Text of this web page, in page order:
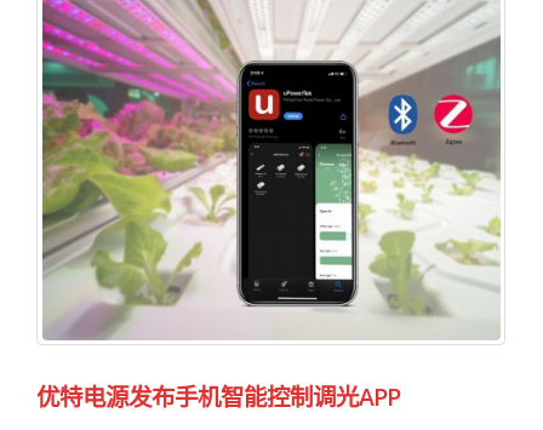
优特电源发布手机智能控制调光APP